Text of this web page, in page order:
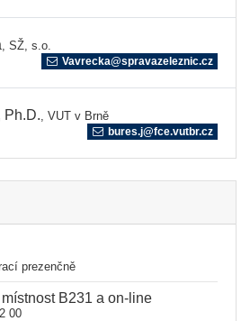
, SŽ, s.o.
Vavrecka@spravazeleznic.cz
Ph.D., VUT v Brně
bures.j@fce.vutbr.cz
prezenčně
B231 a on-line
00